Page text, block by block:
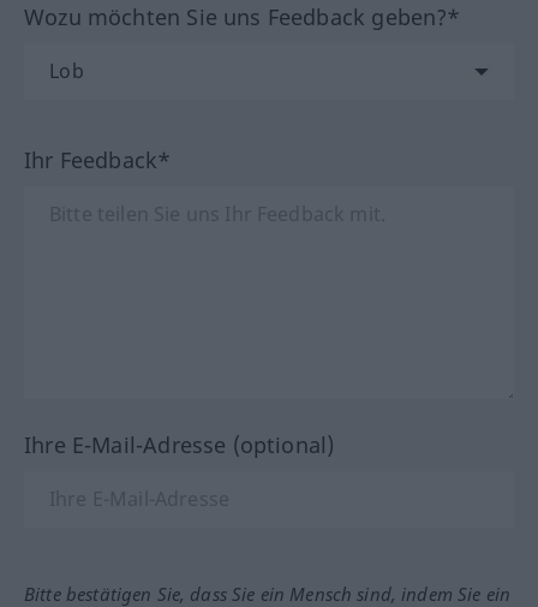
Wozu möchten Sie uns Feedback geben?*
Ihr Feedback*
Ihre E-Mail-Adresse (optional)
Bitte bestätigen Sie, dass Sie ein Mensch sind, indem Sie ein